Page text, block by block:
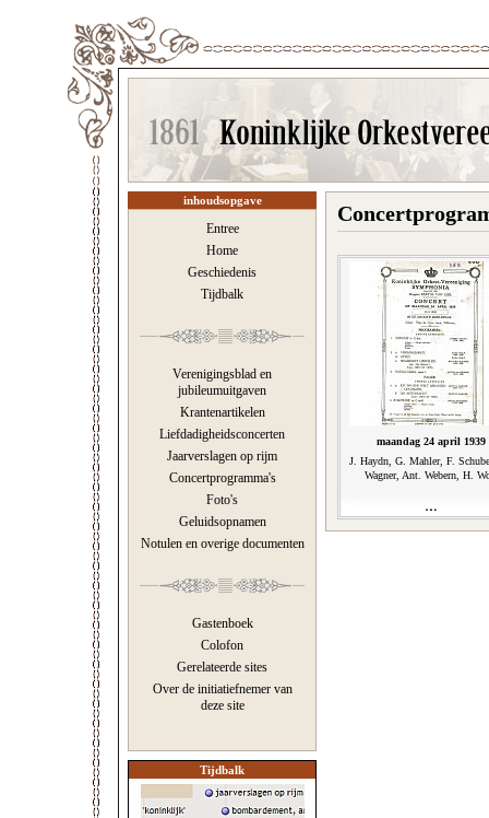
inhoudsopgave
Entree
Home
Geschiedenis
Tijdbalk
Verenigingsblad en
jubileumuitgaven
Krantenartikelen
Liefdadigheidsconcerten
Jaarverslagen op rijm
Concertprogramma's
Foto's
Geluidsopnamen
Notulen en overige documenten
Gastenboek
Colofon
Gerelateerde sites
Over de initiatiefnemer van
deze site
Tijdbalk
maandag 24 april 1939
J. Haydn, G. Mahler, F.
Wagner, Ant. Webern, H.